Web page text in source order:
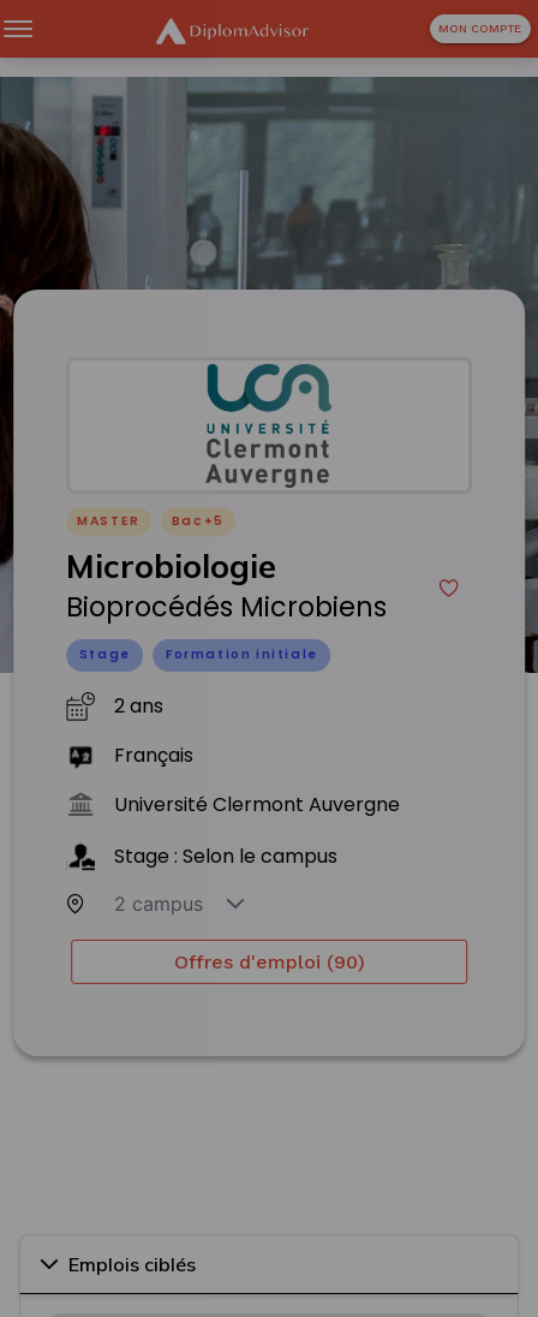
MON COMPTE
MASTER Bac+5
Microbiologie
Bioprocédés Microbiens
Stage Formation initiale
2 ans
Français
Université Clermont Auvergne
Stage : Selon le campus
2 campus
Offres d'emploi (90)
Emplois ciblés